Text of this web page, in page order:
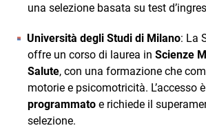
una selezione basata su test
Università degli Studi di Milano: La
offre un corso di laurea in Scienze
Salute, con una formazione che
motorie e psicomotricità. L’accesso
programmato e richiede il
selezione.